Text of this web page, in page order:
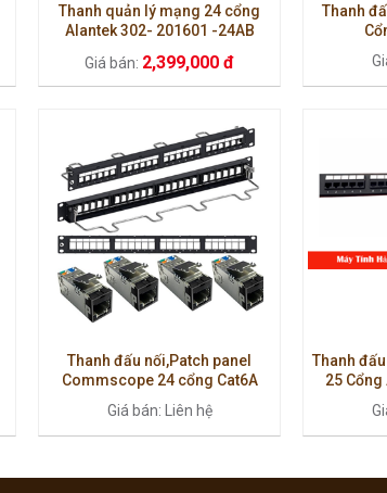
Thanh quản lý mạng 24 cổng
Alantek 302- 201601 -24AB
100%
Giá bán: 2,399,000 đ
Thanh
Thanh đấu nối,Patch panel
Commscope 24 cổng Cat6A
Giá bán: Liên hệ
Thanh
25 Cổng